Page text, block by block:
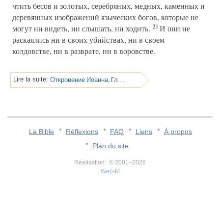
чтить бесов и золотых, серебряных, медных, каменных и
деревянных изображений языческих богов, которые не
могут ни видеть, ни слышать, ни ходить. 21И они не
раскаялись ни в своих убийствах, ни в своем
колдовстве, ни в разврате, ни в воровстве.
Lire la suite: Откровение Иоанна, Глава 10
La Bible Réflexions FAQ Liens
À propos
Plan du site
Réalisation: © 2001–2026
Web-M